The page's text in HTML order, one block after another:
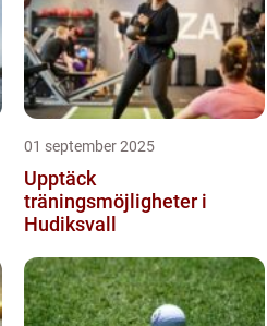
01 september 2025
Upptäck
träningsmöjligheter i
Hudiksvall